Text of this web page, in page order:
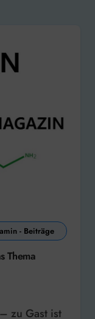
- Beiträge
Thema
zu Gast ist